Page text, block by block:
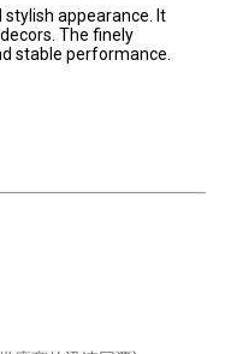
appearance. It
The finely
stable performance.